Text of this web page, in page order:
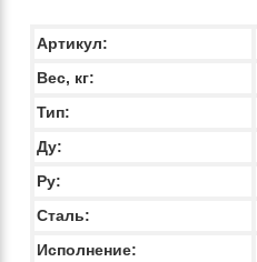
Артикул:
Вес, кг:
Тип:
Ду:
Ру:
Сталь:
Исполнение: